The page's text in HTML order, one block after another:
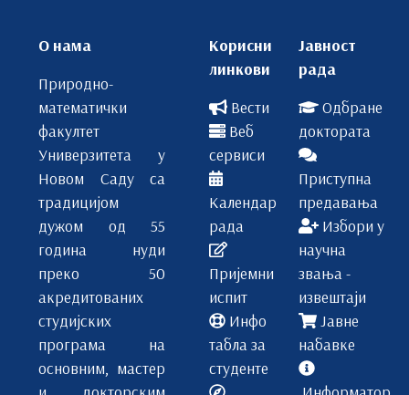
О нама
Природно-
математички
факултет
Универзитета у
Новом Саду са
традицијом
дужом од 55
година нуди
преко 50
акредитованих
студијских
програма на
основним, мастер
Корисни
линкови
Вести
Веб
сервиси
Календар
рада
Пријемни
испит
Инфо
табла за
студенте
Јавност
рада
Одбране
доктората
Приступна
предавања
Избори у
научна
звања -
извештаји
Јавне
набавке